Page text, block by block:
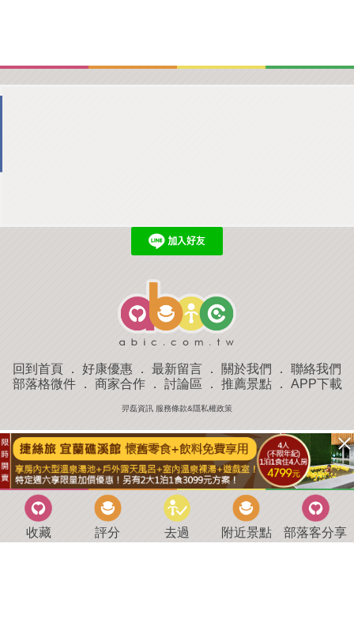
回到首頁 ． 好康優惠 ． 最新留言 ． 關於我們 ． 聯絡我們
部落格微件． 商家合作． 討論區 ． 推薦景點． APP下載
羿磊資訊 服務條款&隱私權政策
收藏 評分 去過 附近景點 部落客分享